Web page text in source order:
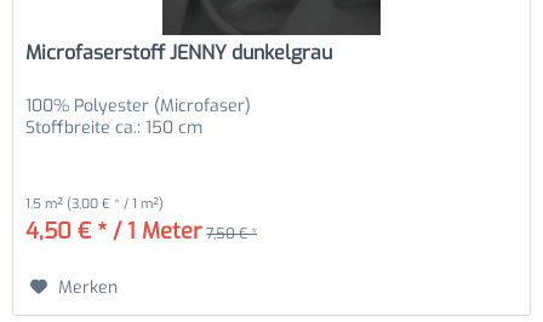
Microfaserstoff JENNY dunkelgrau
100% Polyester (Microfaser)
Stoffbreite ca.: 150 cm
1.5 m² (3,00 € * / 1 m²)
4,50 € * / 1 Meter 7,50 € *
Merken